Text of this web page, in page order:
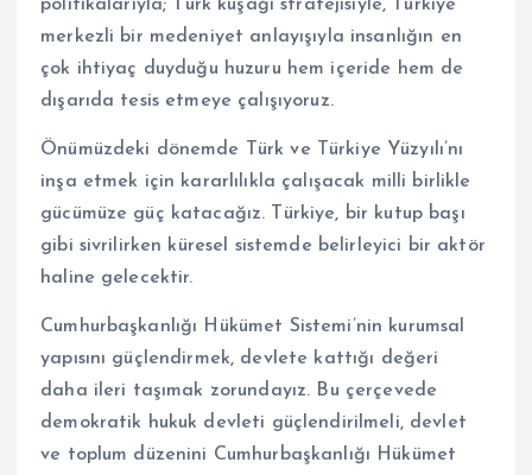
politikalarıyla; Türk kuşağı stratejisiyle, Türkiye
merkezli bir medeniyet anlayışıyla insanlığın en
çok ihtiyaç duyduğu huzuru hem içeride hem de
dışarıda tesis etmeye çalışıyoruz.
Önümüzdeki dönemde Türk ve Türkiye Yüzyılı’nı
inşa etmek için kararlılıkla çalışacak milli birlikle
gücümüze güç katacağız. Türkiye, bir kutup başı
gibi sivrilirken küresel sistemde belirleyici bir aktör
haline gelecektir.
Cumhurbaşkanlığı Hükümet Sistemi’nin kurumsal
yapısını güçlendirmek, devlete kattığı değeri
daha ileri taşımak zorundayız. Bu çerçevede
demokratik hukuk devleti güçlendirilmeli, devlet
ve toplum düzenini Cumhurbaşkanlığı Hükümet